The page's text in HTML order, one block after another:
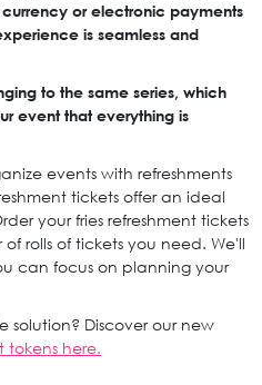
or electronic payments
is seamless and
to the same series, which
event that everything is
events with refreshments
tickets offer an ideal
your fries refreshment tickets
rolls of tickets you need. We'll
can focus on planning your
solution? Discover our new
tokens here.